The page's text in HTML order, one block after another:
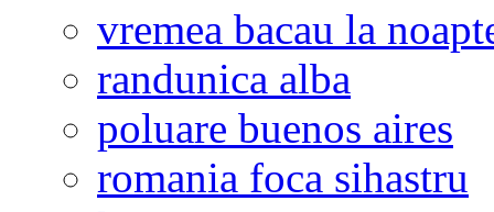
vremea bacau la
randunica alba
poluare buenos aires
romania foca sihastru